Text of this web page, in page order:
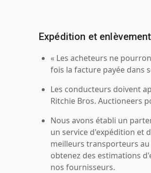
Expédition et enlèvement
« Les acheteurs ne
fois la facture payée dans
Les conducteurs doivent
Ritchie Bros. Auctioneers
Nous avons établi un
un service d'expédition et
meilleurs transporteurs
obtenez des estimations
nos fournisseurs.